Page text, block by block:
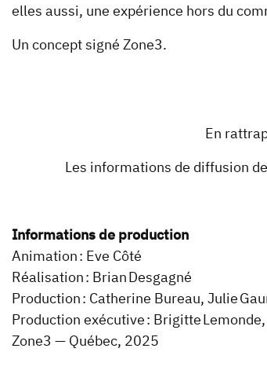
elles aussi, une expérience hors du
Un concept signé Zone3.
En
Les informations de diffusion
Informations de production
Animation : Eve Côté
Réalisation : Brian Desgagné
Production : Catherine Bureau, Julie
Production exécutive : Brigitte
Zone3 — Québec, 2025